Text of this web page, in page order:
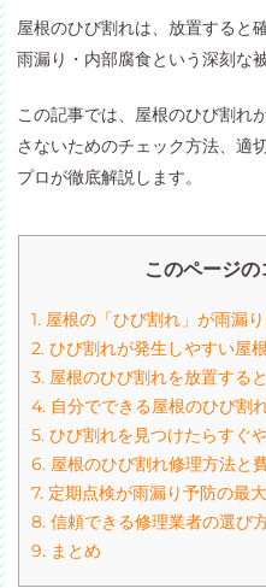
屋根のひび割れは、放置すると
雨漏り・内部腐食という深刻な
この記事では、屋根のひび割れ
さないためのチェック方法、適
プロが徹底解説します。
このページ
1.屋根の「ひび割れ」が雨漏
2.ひび割れが発生しやすい屋
3.屋根のひび割れを放置する
4.自分でできる屋根のひび割
5.ひび割れを見つけたらすぐ
6.屋根のひび割れ修理方法と
7.定期点検が雨漏り予防の最
8.信頼できる修理業者の選び
9.まとめ